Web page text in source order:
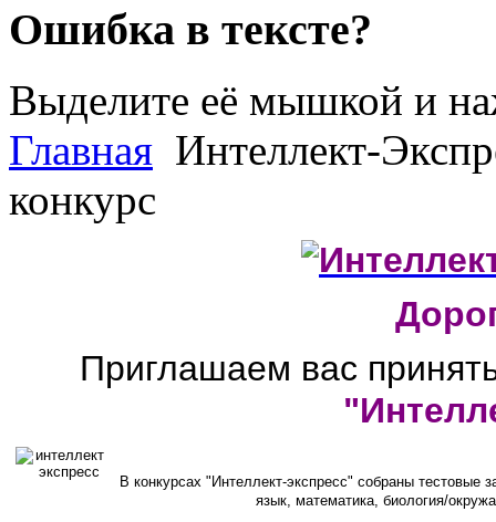
Ошибка в тексте?
Выделите её мышкой и
Главная Интеллект-
конкурс
Приглашаем вас
В конкурсах "Интеллект-экспресс" собраны тестовые
язык, математика, биология/